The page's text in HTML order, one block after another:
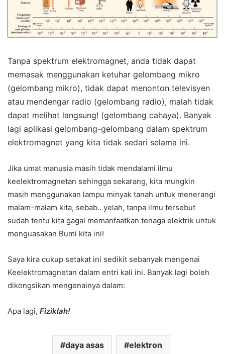
Tanpa spektrum elektromagnet, anda tidak dapat
memasak menggunakan ketuhar gelombang mikro
(gelombang mikro), tidak dapat menonton televisyen
atau mendengar radio (gelombang radio), malah tidak
dapat melihat langsung! (gelombang cahaya). Banyak
lagi aplikasi gelombang-gelombang dalam spektrum
elektromagnet yang kita tidak sedari selama ini.
Jika umat manusia masih tidak mendalami ilmu
keelektromagnetan sehingga sekarang, kita mungkin
masih menggunakan lampu minyak tanah untuk menerangi
malam-malam kita, sebab.. yelah, tanpa ilmu tersebut
sudah tentu kita gagal memanfaatkan tenaga elektrik untuk
menguasakan Bumi kita ini!
Saya kira cukup setakat ini sedikit sebanyak mengenai
Keelektromagnetan dalam entri kali ini. Banyak lagi boleh
dikongsikan mengenainya dalam:
Apa lagi, Fiziklah!
daya asas elektron